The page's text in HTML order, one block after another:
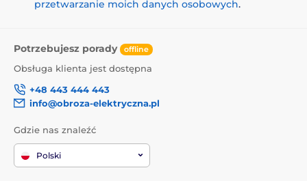
przetwarzanie moich danych osobowych.
Potrzebujesz porady offline
Obsługa klienta jest dostępna
+48 443 444 443
info@obroza-elektryczna.pl
Gdzie nas znaleźć
Polski